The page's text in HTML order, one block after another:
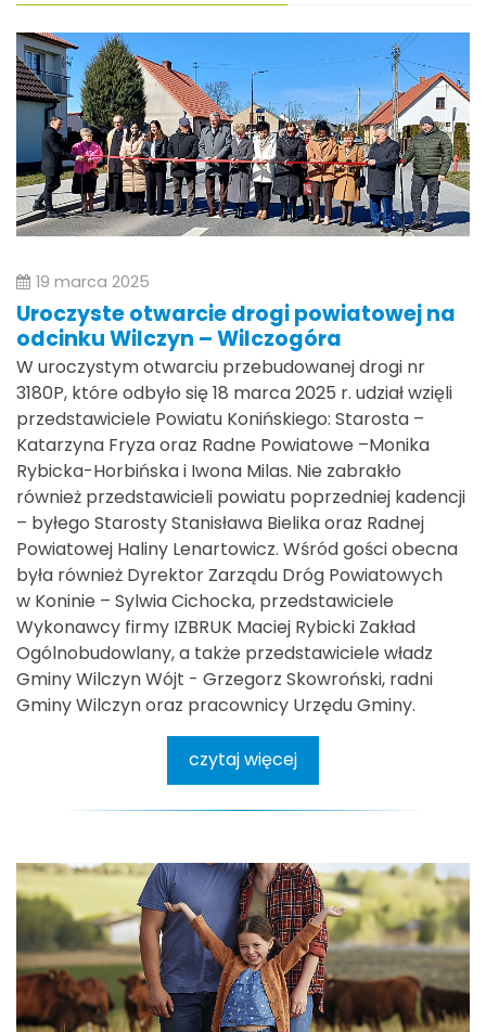
19 marca 2025
Uroczyste otwarcie drogi powiatowej na
odcinku Wilczyn – Wilczogóra
W uroczystym otwarciu przebudowanej drogi nr
3180P, które odbyło się 18 marca 2025 r. udział wzięli
przedstawiciele Powiatu Konińskiego: Starosta –
Katarzyna Fryza oraz Radne Powiatowe –Monika
Rybicka-Horbińska i Iwona Milas. Nie zabrakło
również przedstawicieli powiatu poprzedniej kadencji
– byłego Starosty Stanisława Bielika oraz Radnej
Powiatowej Haliny Lenartowicz. Wśród gości obecna
była również Dyrektor Zarządu Dróg Powiatowych
w Koninie – Sylwia Cichocka, przedstawiciele
Wykonawcy firmy IZBRUK Maciej Rybicki Zakład
Ogólnobudowlany, a także przedstawiciele władz
Gminy Wilczyn Wójt - Grzegorz Skowroński, radni
Gminy Wilczyn oraz pracownicy Urzędu Gminy.
czytaj więcej